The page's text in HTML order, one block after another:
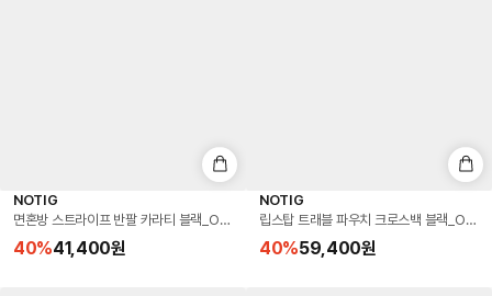
NOTIG
면혼방 스트라이프 반팔 카라티 블랙_OMS2T1TS103K1
40%41,400원
NOTIG
립스탑 트래블 파우치 크로스백 블랙
40%59,400원